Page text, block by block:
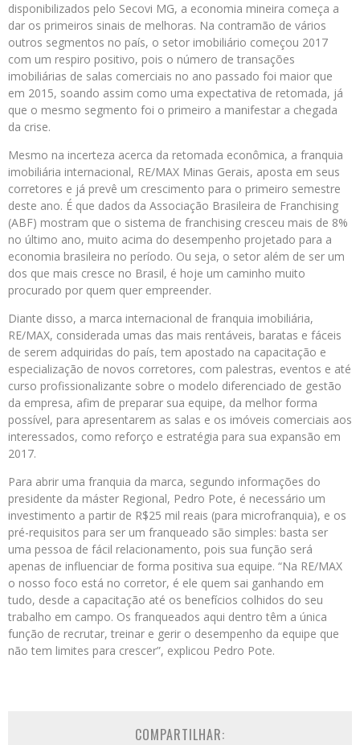
disponibilizados pelo Secovi MG, a economia mineira começa a
dar os primeiros sinais de melhoras. Na contramão de vários
outros segmentos no país, o setor imobiliário começou 2017
com um respiro positivo, pois o número de transações
imobiliárias de salas comerciais no ano passado foi maior que
em 2015, soando assim como uma expectativa de retomada, já
que o mesmo segmento foi o primeiro a manifestar a chegada
da crise.
Mesmo na incerteza acerca da retomada econômica, a franquia
imobiliária internacional, RE/MAX Minas Gerais, aposta em seus
corretores e já prevê um crescimento para o primeiro semestre
deste ano. É que dados da Associação Brasileira de Franchising
(ABF) mostram que o sistema de franchising cresceu mais de 8%
no último ano, muito acima do desempenho projetado para a
economia brasileira no período. Ou seja, o setor além de ser um
dos que mais cresce no Brasil, é hoje um caminho muito
procurado por quem quer empreender.
Diante disso, a marca internacional de franquia imobiliária,
RE/MAX, considerada umas das mais rentáveis, baratas e fáceis
de serem adquiridas do país, tem apostado na capacitação e
especialização de novos corretores, com palestras, eventos e até
curso profissionalizante sobre o modelo diferenciado de gestão
da empresa, afim de preparar sua equipe, da melhor forma
possível, para apresentarem as salas e os imóveis comerciais aos
interessados, como reforço e estratégia para sua expansão em
2017.
Para abrir uma franquia da marca, segundo informações do
presidente da máster Regional, Pedro Pote, é necessário um
investimento a partir de R$25 mil reais (para microfranquia), e os
pré-requisitos para ser um franqueado são simples: basta ser
uma pessoa de fácil relacionamento, pois sua função será
apenas de influenciar de forma positiva sua equipe. “Na RE/MAX
o nosso foco está no corretor, é ele quem sai ganhando em
tudo, desde a capacitação até os benefícios colhidos do seu
trabalho em campo. Os franqueados aqui dentro têm a única
função de recrutar, treinar e gerir o desempenho da equipe que
não tem limites para crescer”, explicou Pedro Pote.
COMPARTILHAR: